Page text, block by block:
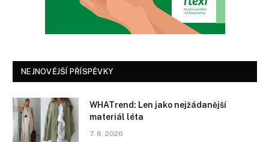
NEJNOVĚJŠÍ PŘÍSPĚVKY
WHATrend: Len jako nejžádanější
materiál léta
7. 8. 2026